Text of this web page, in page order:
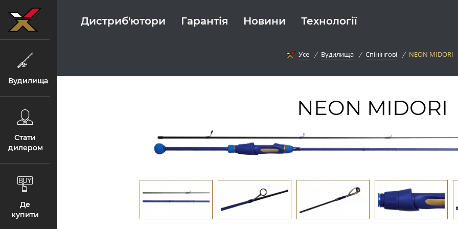
Вудилища
Стати
дилером
Де
купити
Дистриб'ютори Гарантія Новини Технології
Усе Вудилища Спінінгові NEON MIDORI
NEON MIDORI